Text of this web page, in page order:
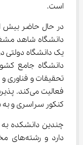
است.
دانشگاه شاهد
دانشگاه جامع
تحقیقات و فناوری
فعالیت
کنکور سراسری و به
چندین دانشکده
دارد و